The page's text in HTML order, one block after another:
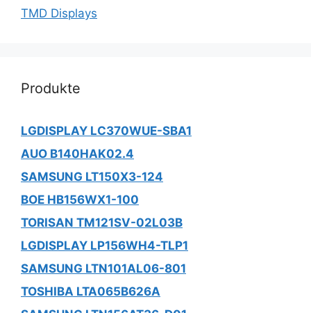
TMD Displays
Produkte
LGDISPLAY LC370WUE-SBA1
AUO B140HAK02.4
SAMSUNG LT150X3-124
BOE HB156WX1-100
TORISAN TM121SV-02L03B
LGDISPLAY LP156WH4-TLP1
SAMSUNG LTN101AL06-801
TOSHIBA LTA065B626A